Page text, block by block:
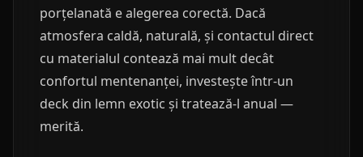
porțelanată e alegerea corectă. Dacă
atmosfera caldă, naturală, și contactul direct
cu materialul contează mai mult decât
confortul mentenanței, investește într-un
deck din lemn exotic și tratează-l anual —
merită.